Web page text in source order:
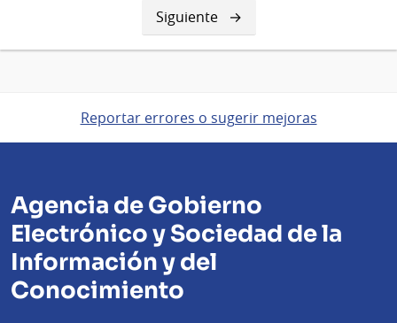
Siguiente
página
Siguiente
Reportar errores o sugerir mejoras
Agencia de Gobierno
Electrónico y Sociedad de la
Información y del
Conocimiento